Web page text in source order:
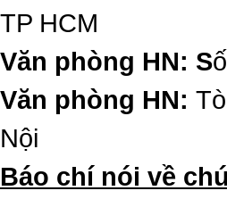
TP HCM
Văn phòng HN: S
Văn phòng HN:
Nội
​Báo chí nói về